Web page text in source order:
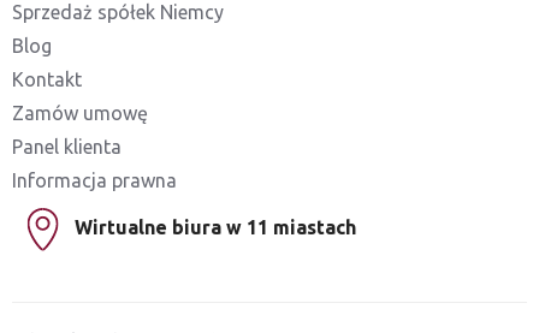
Sprzedaż spółek Niemcy
Blog
Kontakt
Zamów umowę
Panel klienta
Informacja prawna
Wirtualne biura w 11 miastach